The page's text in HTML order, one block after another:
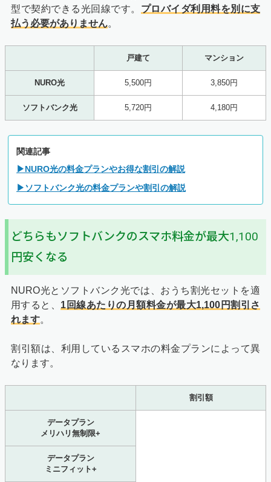
型で契約できる光回線です。 プロバイダ利用料を別に支
払う必要がありません。
戸建て マンション
NURO光 5,500円 3,850円
ソフトバンク光 5,720円 4,180円
関連記事
▶NURO光の料金プランやお得な割引の解説
▶ソフトバンク光の料金プランや割引の解説
どちらもソフトバンクのスマホ料金が最大1,100
円安くなる
NURO光とソフトバンク光では、おうち割光セットを適
用すると、 1回線あたりの月額料金が最大1,100円割引さ
れます。
割引額は、利用しているスマホの料金プランによって異
なります。
割引額
データプラン
メリハリ無制限+
データプラン
ミニフィット+